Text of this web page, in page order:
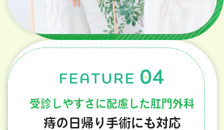
受診しやすさに配慮した肛門外科
痔の日帰り手術にも対応